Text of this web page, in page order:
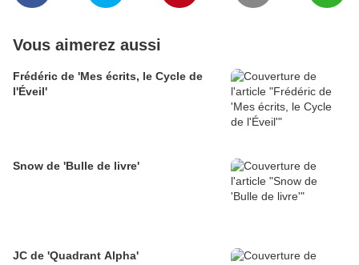
Vous aimerez aussi
Frédéric de 'Mes écrits, le Cycle de
l'Éveil'
Snow de 'Bulle de livre'
JC de 'Quadrant Alpha'